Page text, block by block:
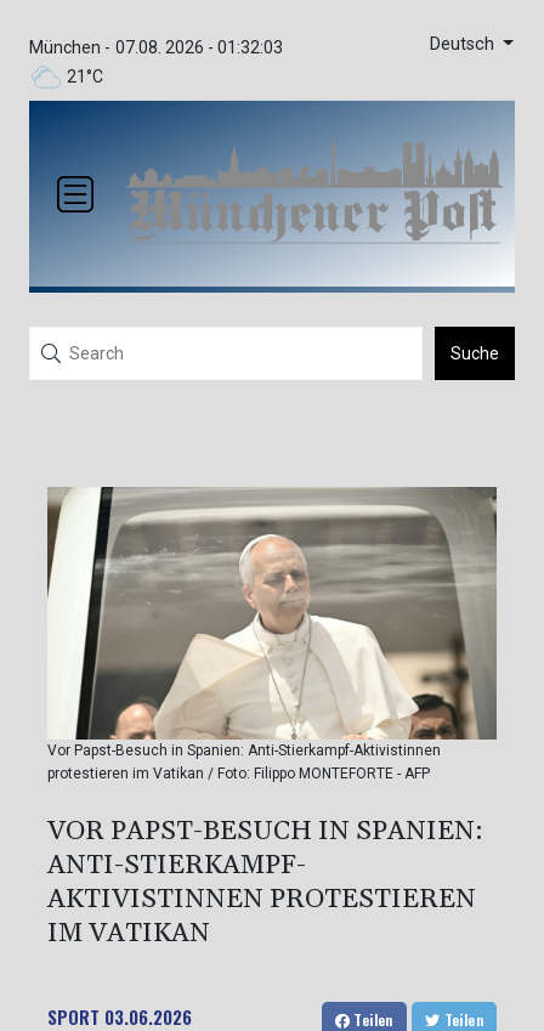
München -
21°C
07.08. 2026 - 01:32:03 Deutsch
Suche
Vor Papst-Besuch in Spanien: Anti-Stierkampf-Aktivistinnen
protestieren im Vatikan / Foto: Filippo MONTEFORTE - AFP
VOR PAPST-BESUCH IN SPANIEN:
ANTI-STIERKAMPF-
AKTIVISTINNEN PROTESTIEREN
IM VATIKAN
SPORT 03.06.2026 Teilen Teilen